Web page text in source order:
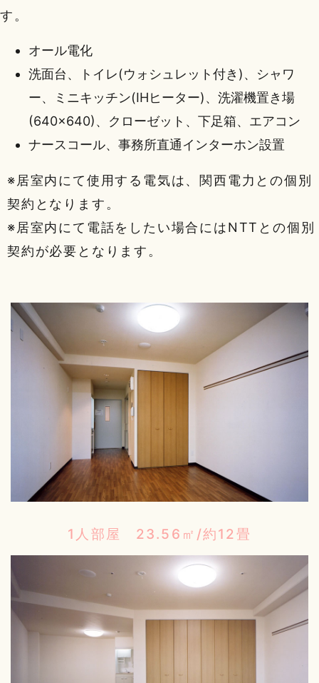
す。
オール電化
洗面台、トイレ(ウォシュレット付き)、シャワ
ー、ミニキッチン(IHヒーター)、洗濯機置き場
(640×640)、クローゼット、下足箱、エアコン
ナースコール、事務所直通インターホン設置
※居室内にて使用する電気は、関西電力との個別
契約となります。
※居室内にて電話をしたい場合にはNTTとの個別
契約が必要となります。
1人部屋 23.56㎡/約12畳